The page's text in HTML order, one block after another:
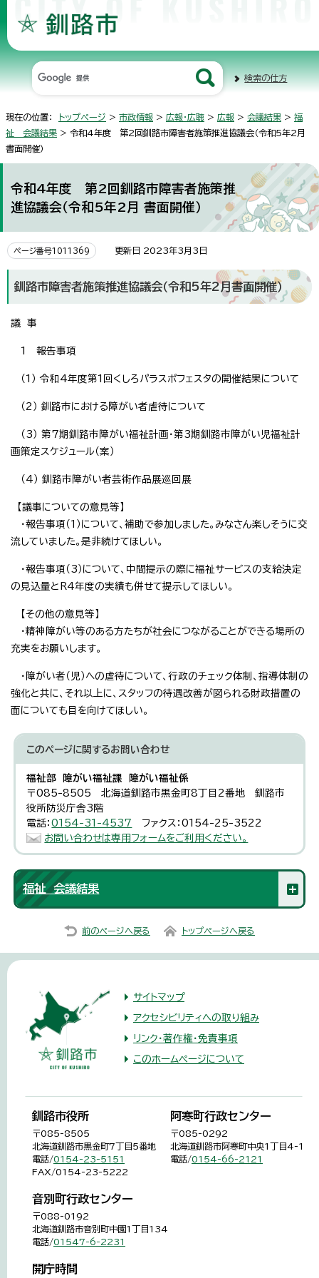
検索の仕方
現在の位置： トップページ > 市政情報 > 広報・広聴 > 広報 > 会議結果 > 福
祉 会議結果 > 令和4年度 第2回釧路市障害者施策推進協議会（令和5年2月
書面開催）
令和4年度 第2回釧路市障害者施策推
進協議会（令和5年2月 書面開催）
ページ番号1011369 更新日 2023年3月3日
釧路市障害者施策推進協議会（令和5年2月書面開催）
議 事
1 報告事項
（1） 令和4年度第1回くしろパラスポフェスタの開催結果について
（2） 釧路市における障がい者虐待について
（3） 第7期釧路市障がい福祉計画・第3期釧路市障がい児福祉計
画策定スケジュール（案）
（4） 釧路市障がい者芸術作品展巡回展
【議事についての意見等】
・報告事項（1）について、補助で参加しました。みなさん楽しそうに交
流していました。是非続けてほしい。
・報告事項（3）について、中間提示の際に福祉サービスの支給決定
の見込量とR4年度の実績も併せて提示してほしい。
【その他の意見等】
・精神障がい等のある方たちが社会につながることができる場所の
充実をお願いします。
・障がい者（児）への虐待について、行政のチェック体制、指導体制の
強化と共に、それ以上に、スタッフの待遇改善が図られる財政措置の
面についても目を向けてほしい。
このページに関するお問い合わせ
福祉部 障がい福祉課 障がい福祉係
〒085-8505 北海道釧路市黒金町8丁目2番地 釧路市
役所防災庁舎3階
電話：0154-31-4537
ファクス：0154-25-3522
お問い合わせは専用フォームをご利用ください。
福祉 会議結果
前のページへ戻る トップページへ戻る
サイトマップ
アクセシビリティへの取り組み
リンク・著作権・免責事項
このホームページについて
釧路市役所
〒085-8505
北海道釧路市黒金町7丁目5番地
電話/0154-23-5151
FAX/0154-23-5222
阿寒町行政センター
〒085-0292
北海道釧路市阿寒町中央1丁目4-1
電話/0154-66-2121
音別町行政センター
〒088-0192
北海道釧路市音別町中園1丁目134
電話/01547-6-2231
開庁時間